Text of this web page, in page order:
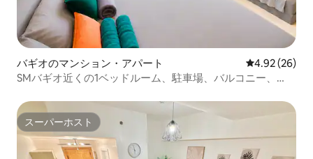
バギオのマンション・アパート レビュー26
4.92 (26)
SMバギオ近くの1ベッドルーム、駐車場、バルコニー、
スーパーホスト
スーパーホスト